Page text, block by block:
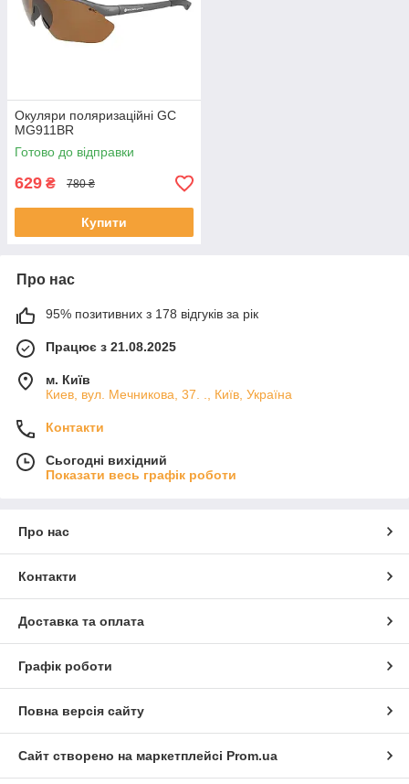
Окуляри поляризаційні GC
MG911BR
Готово до відправки
629 ₴ 780 ₴
Купити
Про нас
95% позитивних з 178 відгуків за рік
Працює з 21.08.2025
м. Київ
Киев, вул. Мечникова, 37. ., Київ, Україна
Контакти
Сьогодні вихідний
Показати весь графік роботи
Про нас
Контакти
Доставка та оплата
Графік роботи
Повна версія сайту
Сайт створено на маркетплейсі Prom.ua